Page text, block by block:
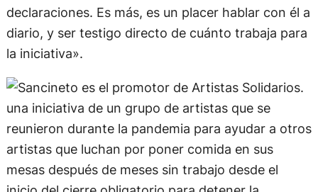
declaraciones. Es más, es un placer hablar con él a
diario, y ser testigo directo de cuánto trabaja para
la iniciativa».